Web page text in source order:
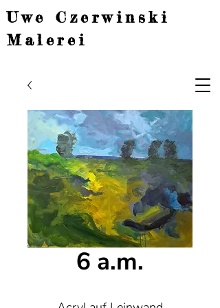
Uwe Czerwinski
Malerei
6 a.m.